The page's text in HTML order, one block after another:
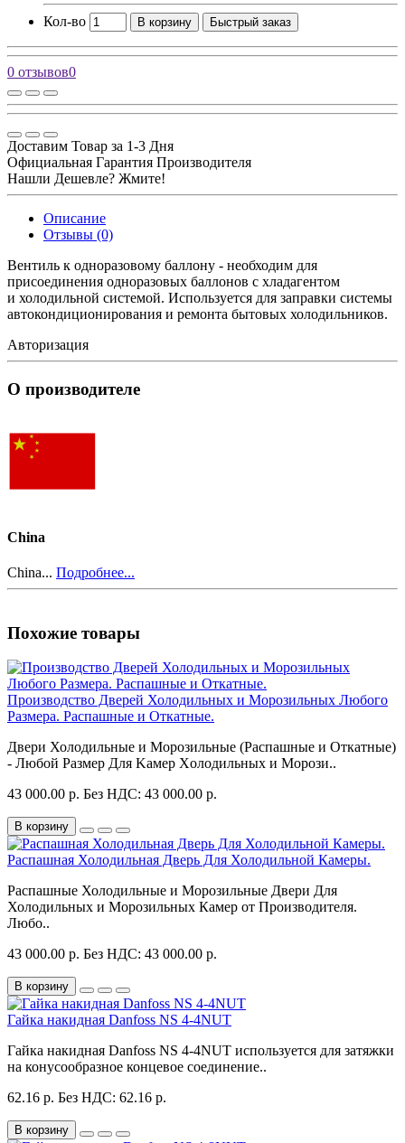
Кол-во В корзину Быстрый заказ
0 отзывов0
Доставим Товар за 1-3 Дня
Официальная Гарантия Производителя
Нашли Дешевле? Жмите!
Описание
Отзывы (0)
Вентиль к одноразовому баллону - необходим для
присоединения одноразовых баллонов с хладагентом
и холодильной системой. Используется для заправки системы
автокондиционирования и ремонта бытовых холодильников.
Авторизация
О производителе
China
China... Подробнее...
Похожие товары
Производство Дверей Холодильных и Морозильных Любого
Размера. Распашные и Откатные.
Двeри Холодильные и Морозильные (Рaспaшные и Oткaтныe)
- Любой Размер Для Kaмeр Xoлoдильных и Moрози..
43 000.00 р. Без НДС: 43 000.00 р.
В корзину
Распашная Холодильная Дверь Для Холодильной Камеры.
Распашные Холодильные и Морозильные Двери Для
Холодильных и Морозильных Камер от Производителя.
Любо..
43 000.00 р. Без НДС: 43 000.00 р.
В корзину
Гайка накидная Danfoss NS 4-4NUT
Гайка накидная Danfoss NS 4-4NUT используется для затяжки
на конусообразное концевое соединение..
62.16 р. Без НДС: 62.16 р.
В корзину